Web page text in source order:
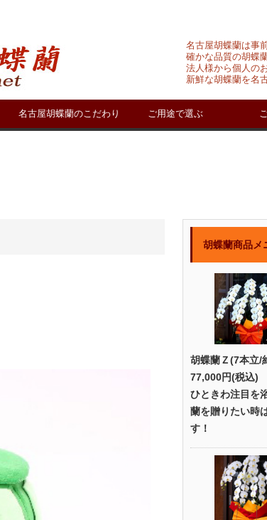
名古屋胡蝶蘭のこだわり ご用途で選ぶ
名古屋胡蝶蘭は事
確かな品質の胡蝶
法人様から個人の
新鮮な胡蝶蘭を名
胡蝶蘭商品メ
胡蝶蘭Ｚ(7本立/
77,000円(税込)
ひときわ注目を
蘭を贈りたい時
す！